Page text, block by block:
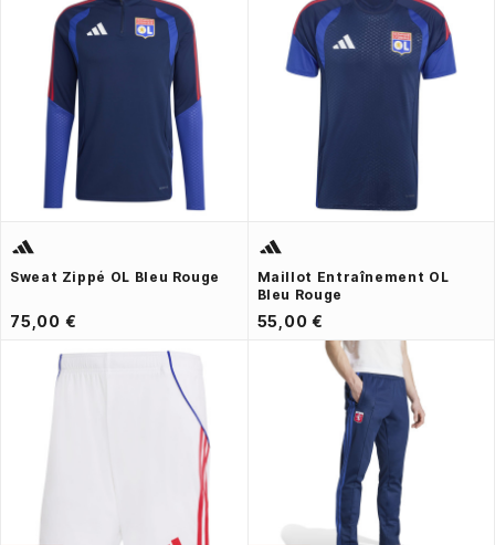
Sweat Zippé OL Bleu Rouge
75,00 €
Maillot Entraînement OL
Bleu Rouge
55,00 €